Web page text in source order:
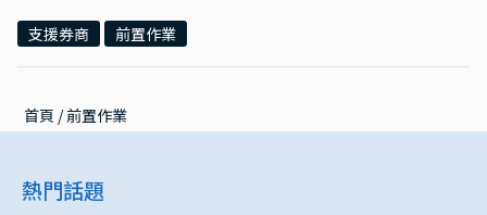
支援券商 前置作業
首頁 / 前置作業
熱門話題